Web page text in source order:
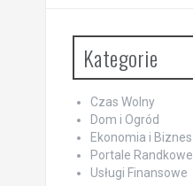
Kategorie
Czas Wolny
Dom i Ogród
Ekonomia i Biznes
Portale Randkowe
Usługi Finansowe